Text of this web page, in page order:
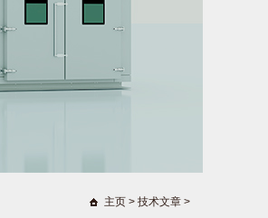
主页 > 技术文章 >